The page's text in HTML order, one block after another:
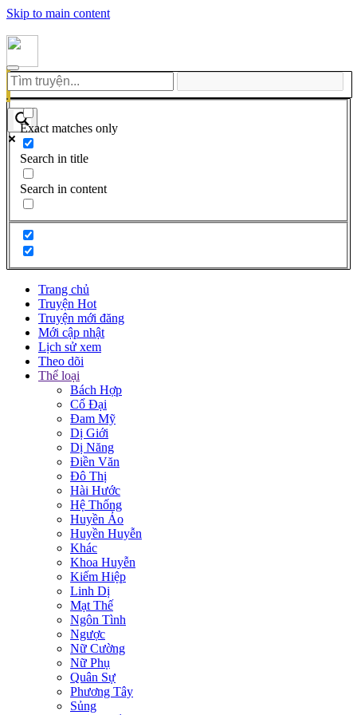
Skip to main content
Exact matches only
Search in title
Search in content
Trang chủ
Truyện Hot
Truyện mới đăng
Mới cập nhật
Lịch sử xem
Theo dõi
Thể loại
Bách Hợp
Cổ Đại
Đam Mỹ
Dị Giới
Dị Năng
Điền Văn
Đô Thị
Hài Hước
Hệ Thống
Huyền Ảo
Huyền Huyễn
Khác
Khoa Huyễn
Kiếm Hiệp
Linh Dị
Mạt Thế
Ngôn Tình
Ngược
Nữ Cường
Nữ Phụ
Quân Sự
Phương Tây
Sủng